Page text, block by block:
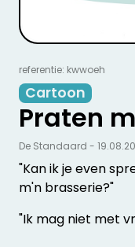
referentie: kwwoeh
Cartoon
Praten
"Kan ik je even
m'n brasserie?"
"Ik mag niet met
De Standaard -